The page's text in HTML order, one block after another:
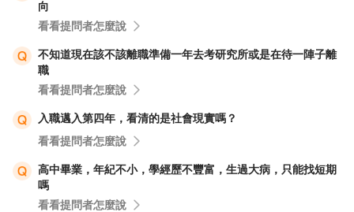
向
看看提問者怎麼說
不知道現在該不該離職準備一年去考研究所或是在待一陣子離
職
看看提問者怎麼說
入職邁入第四年，看清的是社會現實嗎？
看看提問者怎麼說
高中畢業，年紀不小，學經歷不豐富，生過大病，只能找短期
嗎
看看提問者怎麼說